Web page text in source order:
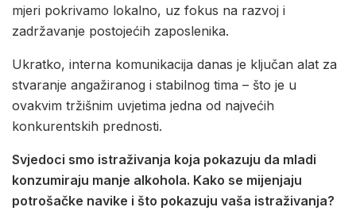
mjeri pokrivamo lokalno, uz fokus na razvoj i
zadržavanje postojećih zaposlenika.
Ukratko, interna komunikacija danas je ključan alat za
stvaranje angažiranog i stabilnog tima – što je u
ovakvim tržišnim uvjetima jedna od najvećih
konkurentskih prednosti.
Svjedoci smo istraživanja koja pokazuju da mladi
konzumiraju manje alkohola. Kako se mijenjaju
potrošačke navike i što pokazuju vaša istraživanja?